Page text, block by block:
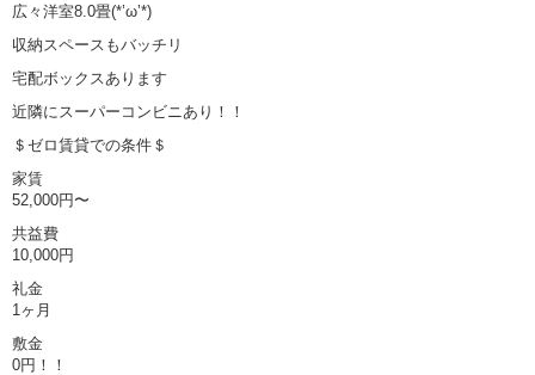
広々洋室8.0畳(*’ω’*)
収納スペースもバッチリ
宅配ボックスあります
近隣にスーパーコンビニあり！！
＄ゼロ賃貸での条件＄
家賃
52,000円〜
共益費
10,000円
礼金
1ヶ月
敷金
0円！！